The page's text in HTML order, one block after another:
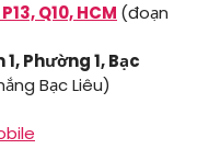
Q10, HCM (đoạn
Phường 1, Bạc
Bạc Liêu)